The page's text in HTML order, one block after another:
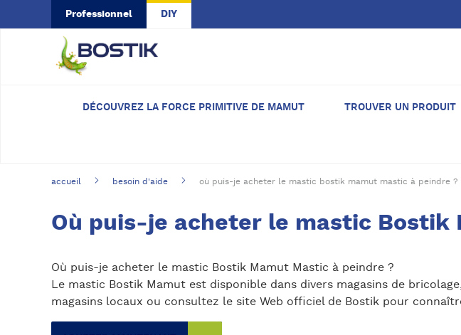
Skip to main content
Professionnel DIY
DÉCOUVREZ LA FORCE PRIMITIVE DE MAMUT TROUVER UN PRODUIT
accueil besoin d'aide où puis-je acheter le mastic bostik mamut mastic à peindre ?
Où puis-je acheter le mastic Bostik
Où puis-je acheter le mastic Bostik Mamut Mastic à peindre ?
Le mastic Bostik Mamut est disponible dans divers magasins de
magasins locaux ou consultez le site Web officiel de Bostik pour